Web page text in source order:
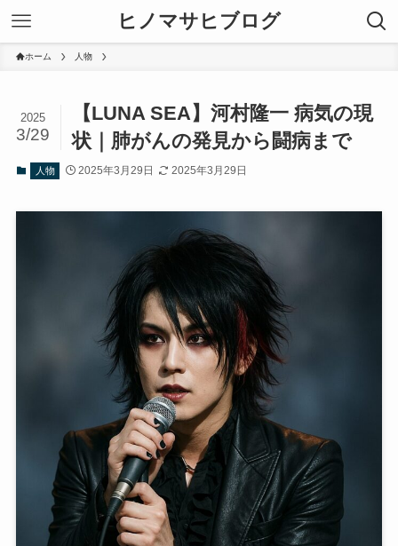
ヒノマサヒブログ
ホーム 人物
【LUNA SEA】河村隆一 病気の現
状｜肺がんの発見から闘病まで
2025
3/29
人物 2025年3月29日 2025年3月29日